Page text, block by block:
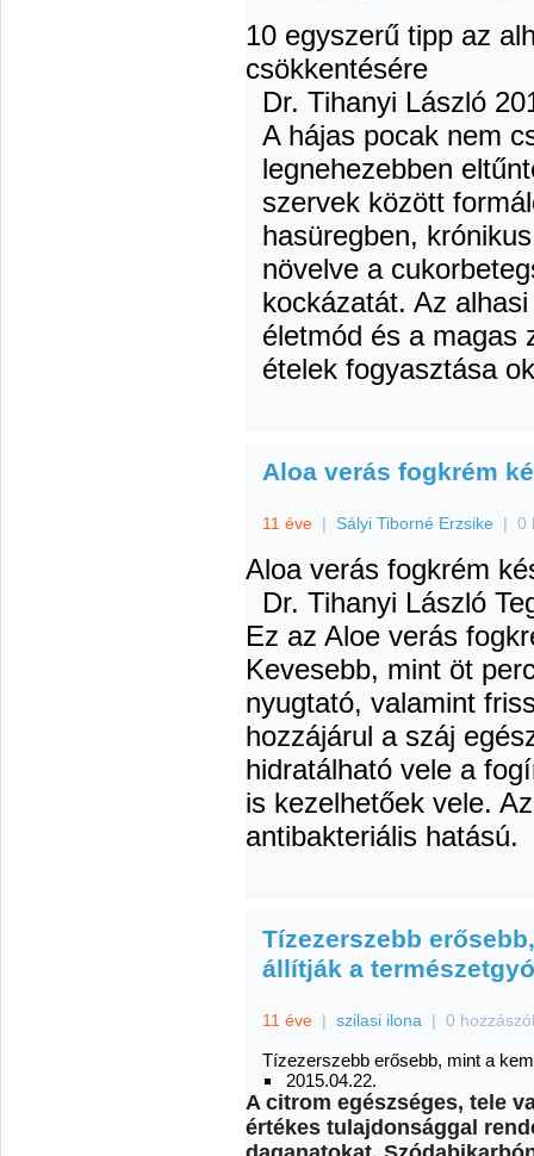
10 egyszerű tipp az
csökkentésére
Dr. Tihanyi László
A hájas pocak nem
legnehezebben
szervek között
hasüregben,
növelve a
kockázatát. Az
életmód és a magas
ételek fogyasztása
Aloa verás fogkrém
11 éve | Sályi Tiborné Erzsike | 0
Aloa verás fogkrém
Dr. Tihanyi László
Ez az Aloe verás
Kevesebb, mint öt
nyugtató, valamint
hozzájárul a száj
hidratálható vele a
is kezelhetőek vele.
antibakteriális hatású.
Tízezerszebb
állítják a
11 éve | szilasi ilona | 0
Tízezerszebb erősebb, mint a
2015.04.22.
A citrom egészséges, tele
értékes tulajdonsággal